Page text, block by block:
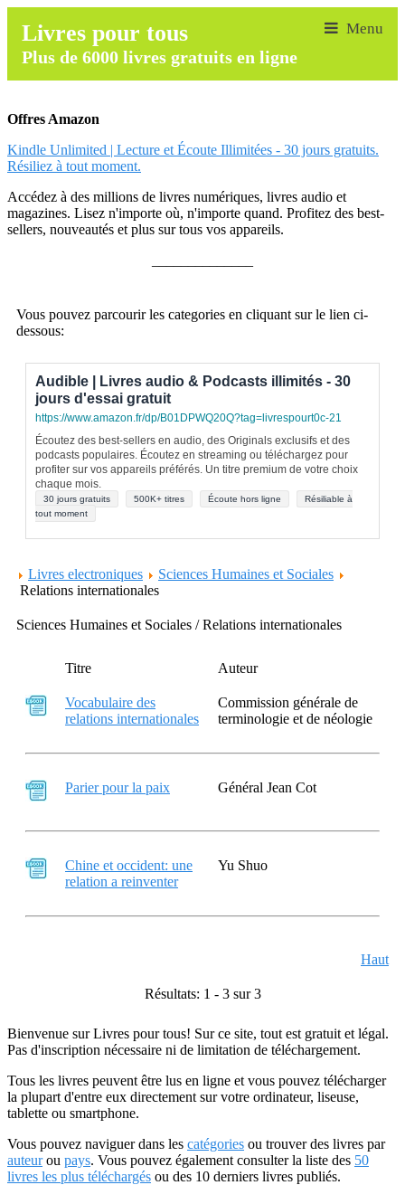
Livres pour tous
Plus de 6000 livres gratuits en ligne
Offres Amazon
Kindle Unlimited | Lecture et Écoute Illimitées - 30 jours gratuits.
Résiliez à tout moment.
Accédez à des millions de livres numériques, livres audio et
magazines. Lisez n'importe où, n'importe quand. Profitez des best-
sellers, nouveautés et plus sur tous vos appareils.
Vous pouvez parcourir les categories en cliquant sur le lien ci-
dessous:
Audible | Livres audio & Podcasts illimités - 30
jours d'essai gratuit
https://www.amazon.fr/dp/B01DPWQ20Q?tag=livrespourt0c-21
Écoutez des best-sellers en audio, des Originals exclusifs et des
podcasts populaires. Écoutez en streaming ou téléchargez pour
profiter sur vos appareils préférés. Un titre premium de votre choix
chaque mois.
30 jours gratuits 500K+ titres Écoute hors ligne
Résiliable à
tout moment
Livres electroniques
Sciences Humaines et Sociales
Relations internationales
Sciences Humaines et Sociales / Relations internationales
Titre Auteur
Vocabulaire des
relations internationales
Commission générale de
terminologie et de néologie
Parier pour la paix Général Jean Cot
Chine et occident: une
relation a reinventer
Yu Shuo
Haut
Résultats: 1 - 3 sur 3
Bienvenue sur Livres pour tous! Sur ce site, tout est gratuit et légal.
Pas d'inscription nécessaire ni de limitation de téléchargement.
Tous les livres peuvent être lus en ligne et vous pouvez télécharger
la plupart d'entre eux directement sur votre ordinateur, liseuse,
tablette ou smartphone.
Vous pouvez naviguer dans les catégories ou trouver des livres par
auteurou pays. Vous pouvez également consulter la liste des 50
livres les plus téléchargés ou des 10 derniers livres publiés.